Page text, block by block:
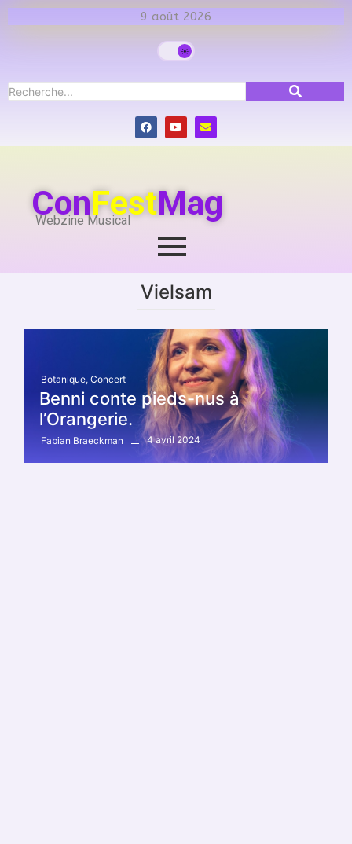
9 août 2026
ConFestMag
Webzine Musical
Vielsam
Botanique, Concert
Benni conte pieds-nus à
l’Orangerie.
Fabian Braeckman 4 avril 2024